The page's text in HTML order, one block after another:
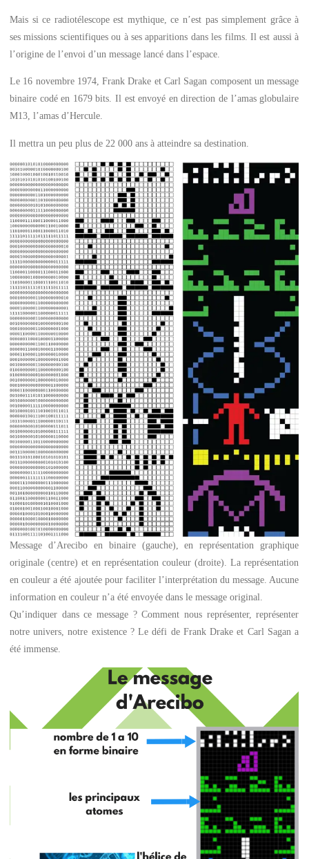
Mais si ce radiotélescope est mythique, ce n’est pas simplement grâce à
ses missions scientifiques ou à ses apparitions dans les films. Il est aussi à
l’origine de l’envoi d’un message lancé dans l’espace.
Le 16 novembre 1974, Frank Drake et Carl Sagan composent un message
binaire codé en 1679 bits. Il est envoyé en direction de l’amas globulaire
M13, l’amas d’Hercule.
Il mettra un peu plus de 22 000 ans à atteindre sa destination.
Message d’Arecibo en binaire (gauche), en représentation graphique
originale (centre) et en représentation couleur (droite). La représentation
en couleur a été ajoutée pour faciliter l’interprétation du message. Aucune
information en couleur n’a été envoyée dans le message original.
Qu’indiquer dans ce message ? Comment nous représenter, représenter
notre univers, notre existence ? Le défi de Frank Drake et Carl Sagan a
été immense.